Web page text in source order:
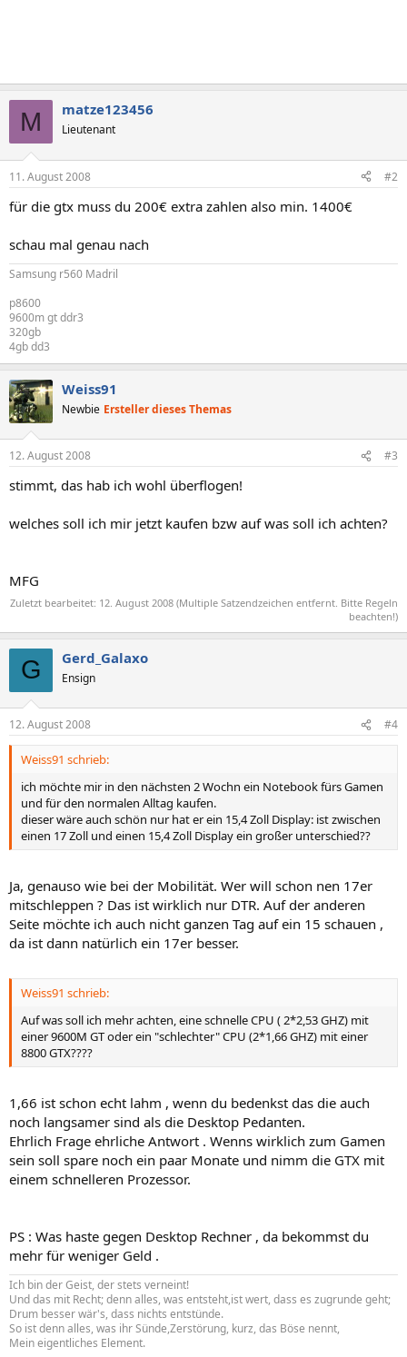
M matze123456
Lieutenant
11. August 2008 #2
für die gtx muss du 200€ extra zahlen also min. 1400€
schau mal genau nach
Samsung r560 Madril
p8600
9600m gt ddr3
320gb
4gb dd3
Weiss91
Newbie Ersteller dieses Themas
12. August 2008 #3
stimmt, das hab ich wohl überflogen!
welches soll ich mir jetzt kaufen bzw auf was soll ich achten?
MFG
Zuletzt bearbeitet: 12. August 2008 (Multiple Satzendzeichen entfernt. Bitte Regeln
beachten!)
G Gerd_Galaxo
Ensign
12. August 2008 #4
Weiss91 schrieb:
ich möchte mir in den nächsten 2 Wochn ein Notebook fürs Gamen
und für den normalen Alltag kaufen.
dieser wäre auch schön nur hat er ein 15,4 Zoll Display: ist zwischen
einen 17 Zoll und einen 15,4 Zoll Display ein großer unterschied??
Ja, genauso wie bei der Mobilität. Wer will schon nen 17er
mitschleppen ? Das ist wirklich nur DTR. Auf der anderen
Seite möchte ich auch nicht ganzen Tag auf ein 15 schauen ,
da ist dann natürlich ein 17er besser.
Weiss91 schrieb:
Auf was soll ich mehr achten, eine schnelle CPU ( 2*2,53 GHZ) mit
einer 9600M GT oder ein "schlechter" CPU (2*1,66 GHZ) mit einer
8800 GTX????
1,66 ist schon echt lahm , wenn du bedenkst das die auch
noch langsamer sind als die Desktop Pedanten.
Ehrlich Frage ehrliche Antwort . Wenns wirklich zum Gamen
sein soll spare noch ein paar Monate und nimm die GTX mit
einem schnelleren Prozessor.
PS : Was haste gegen Desktop Rechner , da bekommst du
mehr für weniger Geld .
Ich bin der Geist, der stets verneint!
Und das mit Recht; denn alles, was entsteht,ist wert, dass es zugrunde geht;
Drum besser wär's, dass nichts entstünde.
So ist denn alles, was ihr Sünde,Zerstörung, kurz, das Böse nennt,
Mein eigentliches Element.